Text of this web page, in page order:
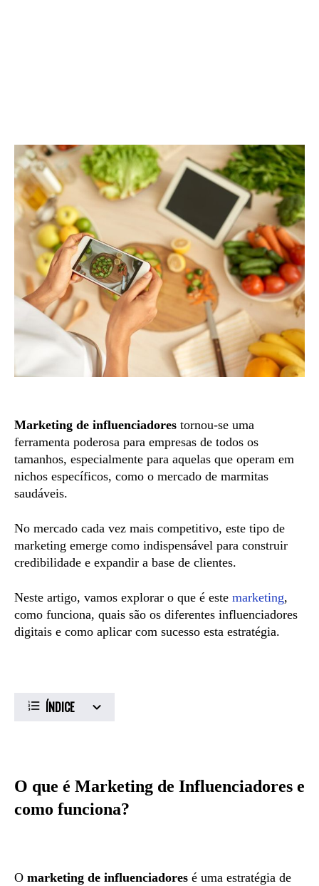
Marketing de influenciadores tornou-se uma
ferramenta poderosa para empresas de todos os
tamanhos, especialmente para aquelas que operam em
nichos específicos, como o mercado de marmitas
saudáveis.
No mercado cada vez mais competitivo, este tipo de
marketing emerge como indispensável para construir
credibilidade e expandir a base de clientes.
Neste artigo, vamos explorar o que é este marketing,
como funciona, quais são os diferentes influenciadores
digitais e como aplicar com sucesso esta estratégia.
ÍNDICE
O que é Marketing de Influenciadores e
como funciona?
O marketing de influenciadores é uma estratégia de